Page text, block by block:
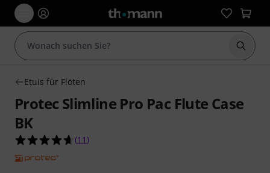
Suche
Etuis für Flöten
Protec Slimline Pro Pac Flute Case
BK
4.6 von 5 Sternen aus 11 Kundenbewertungen
(11 )